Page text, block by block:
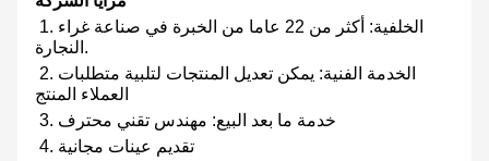
1. الخلفية: أكثر من 22 عاما من الخبرة في صناعة غراء
النجارة.
2. الخدمة الفنية: يمكن تعديل المنتجات لتلبية متطلبات
العملاء المنتج
4. تقديم عينات مجانية